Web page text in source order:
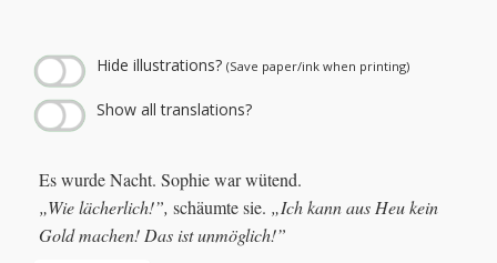
Hide illustrations? (Save paper/ink when printing)
Show all translations?
Es wurde Nacht. Sophie war wütend.
„Wie lächerlich!”, schäumte sie. „Ich kann aus Heu kein
Gold machen! Das ist unmöglich!”